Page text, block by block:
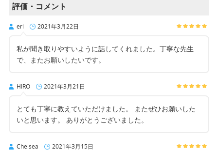
評価・コメント
eri 2021年3月22日
私が聞き取りやすいように話してくれました。丁寧な先生
で、またお願いしたいです。
HIRO 2021年3月21日
とても丁寧に教えていただけました。 またぜひお願いした
いと思います。 ありがとうございました。
Chelsea 2021年3月15日